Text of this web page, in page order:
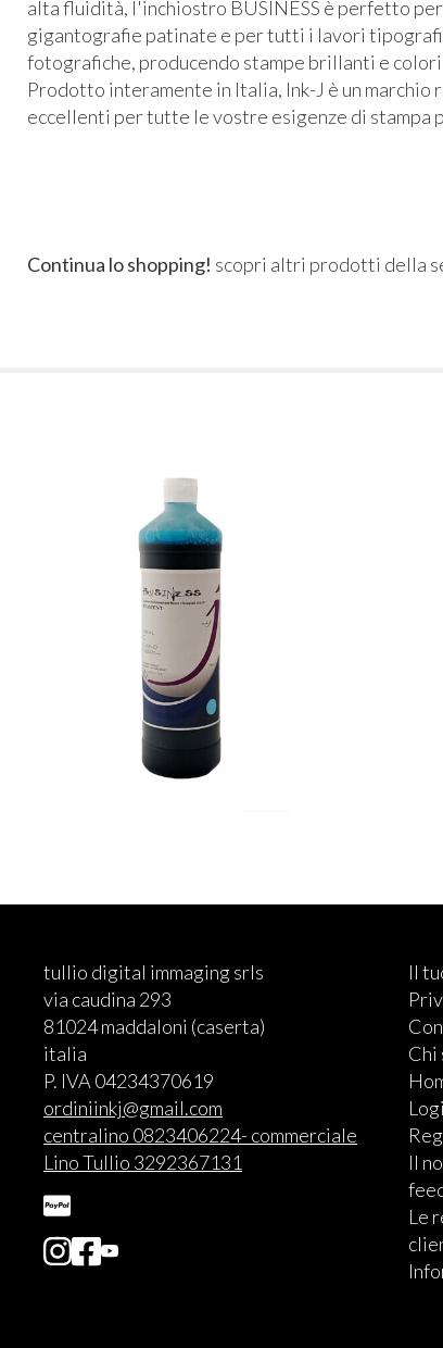
alta fluidità, l'inchiostro BUSINESS è perfetto
gigantografie patinate e per tutti i lavori
fotografiche, producendo stampe brillanti e
Prodotto interamente in Italia, Ink-J è un
eccellenti per tutte le vostre esigenze di stampa
Continua lo shopping! scopri altri prodotti della
tullio digital immaging srls
via caudina 293
81024 maddaloni (caserta)
italia
P. IVA 04234370619
ordiniinkj@gmail.com
centralino 0823406224- commerciale
Lino Tullio 3292367131
Il
Chi
Il
Le